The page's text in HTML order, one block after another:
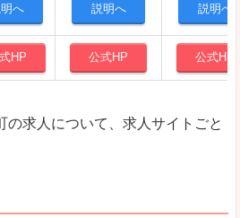
へ 説明へ 説明へ
HP 公式HP 公式HP
の求人について、求人サイトごと